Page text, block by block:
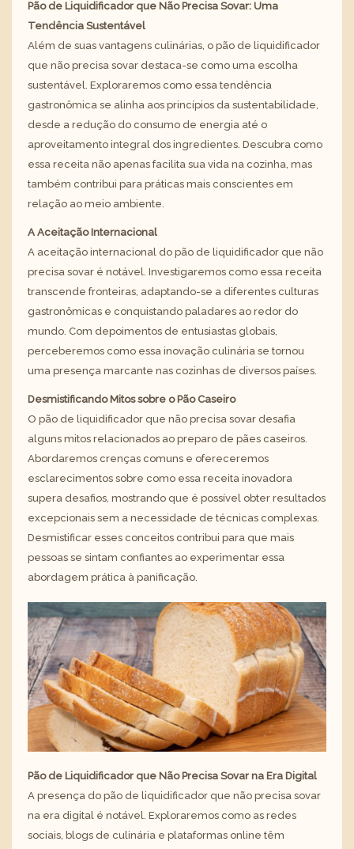
Pão de Liquidificador que Não Precisa Sovar: Uma
Tendência Sustentável
Além de suas vantagens culinárias, o pão de liquidificador
que não precisa sovar destaca-se como uma escolha
sustentável. Exploraremos como essa tendência
gastronômica se alinha aos princípios da sustentabilidade,
desde a redução do consumo de energia até o
aproveitamento integral dos ingredientes. Descubra como
essa receita não apenas facilita sua vida na cozinha, mas
também contribui para práticas mais conscientes em
relação ao meio ambiente.
A Aceitação Internacional
A aceitação internacional do pão de liquidificador que não
precisa sovar é notável. Investigaremos como essa receita
transcende fronteiras, adaptando-se a diferentes culturas
gastronômicas e conquistando paladares ao redor do
mundo. Com depoimentos de entusiastas globais,
perceberemos como essa inovação culinária se tornou
uma presença marcante nas cozinhas de diversos países.
Desmistificando Mitos sobre o Pão Caseiro
O pão de liquidificador que não precisa sovar desafia
alguns mitos relacionados ao preparo de pães caseiros.
Abordaremos crenças comuns e ofereceremos
esclarecimentos sobre como essa receita inovadora
supera desafios, mostrando que é possível obter resultados
excepcionais sem a necessidade de técnicas complexas.
Desmistificar esses conceitos contribui para que mais
pessoas se sintam confiantes ao experimentar essa
abordagem prática à panificação.
Pão de Liquidificador que Não Precisa Sovar na Era Digital
A presença do pão de liquidificador que não precisa sovar
na era digital é notável. Exploraremos como as redes
sociais, blogs de culinária e plataformas online têm